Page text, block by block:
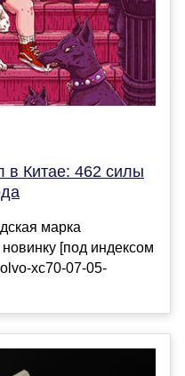
в Китае: 462 силы
марка
[под индексом
xc70-07-05-